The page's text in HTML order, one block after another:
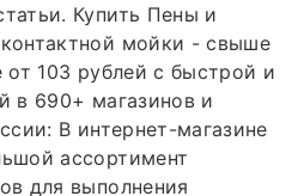
Купить Пены и
мойки - свыше
от 103 рублей с быстрой и
в 690+ магазинов и
В интернет-магазине
ассортимент
для выполнения